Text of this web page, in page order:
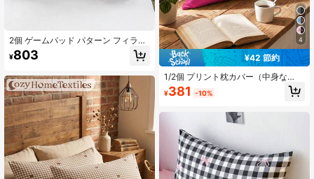
2個 ゲームパッド パターン フィラー
レス腰椎枕カバー , モダン ファブリ
ック 装飾用 スローピローカバー 用
¥803
4
¥42 節約
1/2個 プリント枕カバー（中身な
し）、片面プリント、柔らかい生
地、柔らかい/通気性/肌に優しい/快
家庭用寝具と学校寮の寝具必需品に
適しています、ソファクッションカ
バー、新学期
¥381 -10%